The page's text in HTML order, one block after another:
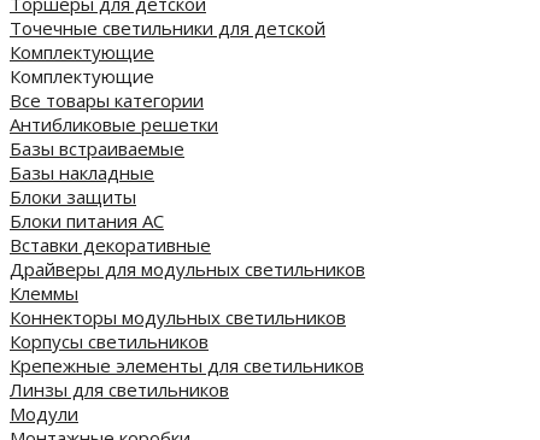
Точечные светильники для детской
Комплектующие
Комплектующие
Все товары категории
Антибликовые решетки
Базы встраиваемые
Базы накладные
Блоки защиты
Блоки питания AC
Вставки декоративные
Драйверы для модульных светильников
Клеммы
Коннекторы модульных светильников
Корпусы светильников
Крепежные элементы для светильников
Линзы для светильников
Модули